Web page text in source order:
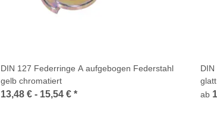
DIN 127 Federringe A aufgebogen Federstahl
gelb chromatiert
13,48 € - 15,54 € *
glatt
ab